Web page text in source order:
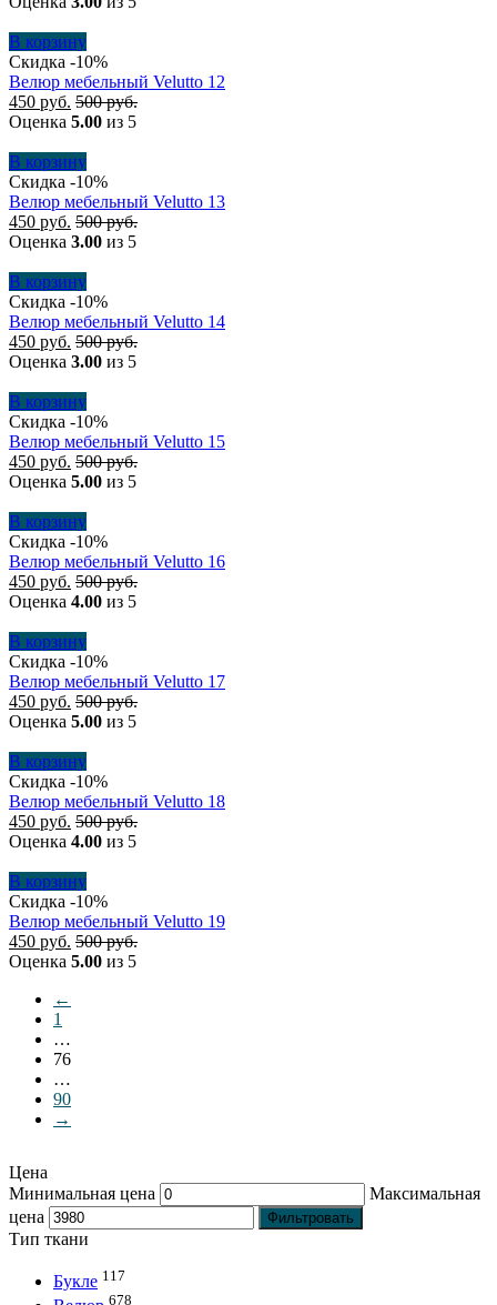
В корзину
Скидка -10%
Велюр мебельный Velutto 12
450 руб. 500руб.
Оценка 5.00 из 5
В корзину
Скидка -10%
Велюр мебельный Velutto 13
450 руб. 500руб.
Оценка 3.00 из 5
В корзину
Скидка -10%
Велюр мебельный Velutto 14
450 руб. 500руб.
Оценка 3.00 из 5
В корзину
Скидка -10%
Велюр мебельный Velutto 15
450 руб. 500руб.
Оценка 5.00 из 5
В корзину
Скидка -10%
Велюр мебельный Velutto 16
450 руб. 500руб.
Оценка 4.00 из 5
В корзину
Скидка -10%
Велюр мебельный Velutto 17
450 руб. 500руб.
Оценка 5.00 из 5
В корзину
Скидка -10%
Велюр мебельный Velutto 18
450 руб. 500руб.
Оценка 4.00 из 5
В корзину
Скидка -10%
Велюр мебельный Velutto 19
450 руб. 500руб.
Оценка 5.00 из 5
←
1
…
76
…
90
→
Цена
Минимальная цена
Максимальная
цена
Фильтровать
Тип ткани
Букле 117
678